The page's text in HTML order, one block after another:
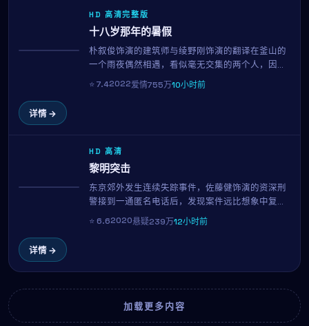
HD 高清完整版
十八岁那年的暑假
朴叙俊饰演的建筑师与绫野刚饰演的翻译在釜山的
一个雨夜偶然相遇，看似毫无交集的两个人，因为
一封被错送的信、一首循环播放的旧歌、或是一只
走失的猫，开始走进彼此的日常。这部由洪常秀执
⭐7.42022爱情755万10小时前
详情 →
HD 高清
黎明突击
东京郊外发生连续失踪事件，佐藤健饰演的资深刑
警接到一通匿名电话后，发现案件远比想象中复
杂。朴叙俊饰演的目击者似乎在隐瞒什么，而每一
条线索都将他们带向一个被尘封多年的秘密。朴赞
⭐6.62020悬疑239万12小时前
详情 →
加载更多内容